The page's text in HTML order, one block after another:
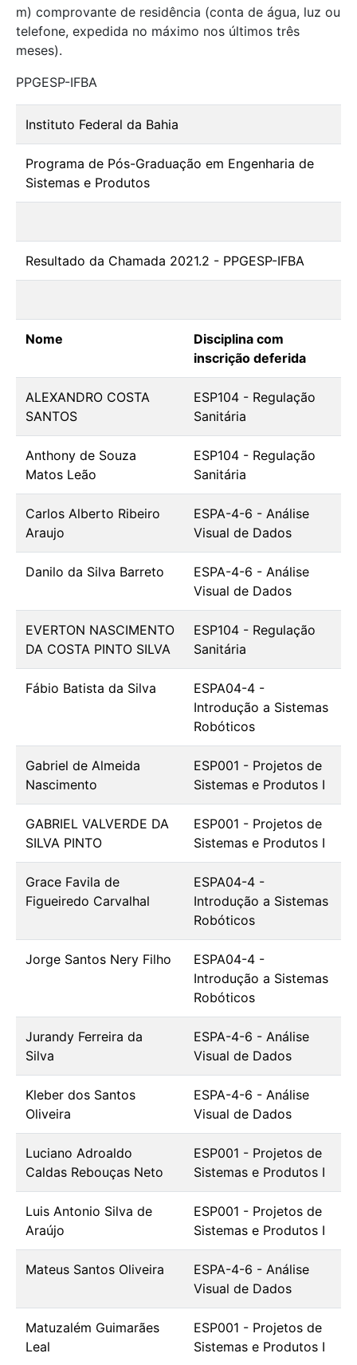
m) comprovante de residência (conta de água, luz ou
telefone, expedida no máximo nos últimos três
meses).
PPGESP-IFBA
Instituto Federal da Bahia
Programa de Pós-Graduação em Engenharia de
Sistemas e Produtos
Resultado da Chamada 2021.2 - PPGESP-IFBA
Nome
Disciplina com
inscrição deferida
ALEXANDRO COSTA
SANTOS
ESP104 - Regulação
Sanitária
Anthony de Souza
Matos Leão
ESP104 - Regulação
Sanitária
Carlos Alberto Ribeiro
Araujo
ESPA-4-6 - Análise
Visual de Dados
Danilo da Silva Barreto
ESPA-4-6 - Análise
Visual de Dados
EVERTON NASCIMENTO
DA COSTA PINTO SILVA
ESP104 - Regulação
Sanitária
Fábio Batista da Silva
ESPA04-4 -
Introdução a Sistemas
Robóticos
Gabriel de Almeida
Nascimento
ESP001 - Projetos de
Sistemas e Produtos I
GABRIEL VALVERDE DA
SILVA PINTO
ESP001 - Projetos de
Sistemas e Produtos I
Grace Favila de
Figueiredo Carvalhal
ESPA04-4 -
Introdução a Sistemas
Robóticos
Jorge Santos Nery Filho
ESPA04-4 -
Introdução a Sistemas
Robóticos
Jurandy Ferreira da
Silva
ESPA-4-6 - Análise
Visual de Dados
Kleber dos Santos
Oliveira
ESPA-4-6 - Análise
Visual de Dados
Luciano Adroaldo
Caldas Rebouças Neto
ESP001 - Projetos de
Sistemas e Produtos I
Luis Antonio Silva de
Araújo
ESP001 - Projetos de
Sistemas e Produtos I
Mateus Santos Oliveira
ESPA-4-6 - Análise
Visual de Dados
Matuzalém Guimarães
Leal
ESP001 - Projetos de
Sistemas e Produtos I